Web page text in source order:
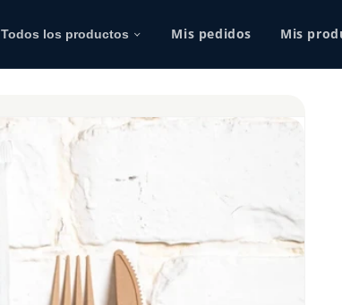
Todos los productos Mis pedidos Mis